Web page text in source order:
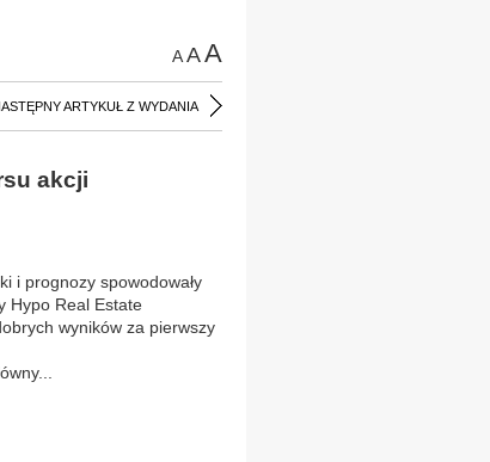
AAA
ARTYKUŁ Z WYDANIA
akcji
i prognozy spowodowały
Hypo Real Estate
wyników za pierwszy